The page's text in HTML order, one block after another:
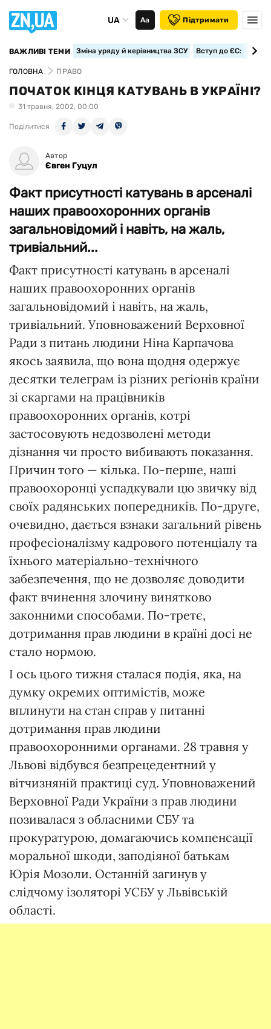
UA Аа Підтримати
ВАЖЛИВІ ТЕМИ Зміна уряду й керівництва ЗСУ Вступ до ЄС:
ГОЛОВНА ПРАВО
ПОЧАТОК КІНЦЯ КАТУВАНЬ В УКРАЇНІ?
31 травня, 2002, 00:00
Поділитися
Автор
Євген Гуцул
Факт присутності катувань в арсеналі
наших правоохоронних органів
загальновідомий і навіть, на жаль,
тривіальний...
Факт присутності катувань в арсеналі
наших правоохоронних органів
загальновідомий і навіть, на жаль,
тривіальний. Уповноважений Верховної
Ради з питань людини Ніна Карпачова
якось заявила, що вона щодня одержує
десятки телеграм із різних регіонів країни
зі скаргами на працівників
правоохоронних органів, котрі
застосовують недозволені методи
дізнання чи просто вибивають показання.
Причин того — кілька. По-перше, наші
правоохоронці успадкували цю звичку від
своїх радянських попередників. По-друге,
очевидно, дається взнаки загальний рівень
професіоналізму кадрового потенціалу та
їхнього матеріально-технічного
забезпечення, що не дозволяє доводити
факт вчинення злочину винятково
законними способами. По-третє,
дотримання прав людини в країні досі не
стало нормою.
І ось цього тижня сталася подія, яка, на
думку окремих оптимістів, може
вплинути на стан справ у питанні
дотримання прав людини
правоохоронними органами. 28 травня у
Львові відбувся безпрецедентний у
вітчизняній практиці суд. Уповноважений
Верховної Ради України з прав людини
позивалася з обласними СБУ та
прокуратурою, домагаючись компенсації
моральної шкоди, заподіяної батькам
Юрія Мозоли. Останній загинув у
слідчому ізоляторі УСБУ у Львівській
області.